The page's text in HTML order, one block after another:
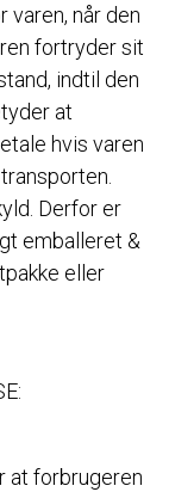
varen, når den
fortryder sit
indtil den
at
hvis varen
Derfor er
emballeret &
eller
at forbrugeren